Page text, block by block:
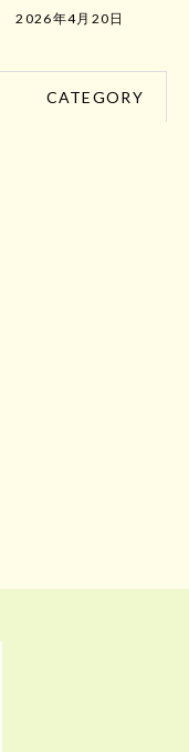
2026年4月20日
CATEGORY